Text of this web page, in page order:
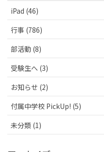
iPad (46)
行事 (786)
部活動 (8)
受験生へ (3)
お知らせ (2)
付属中学校 PickUp! (5)
未分類 (1)